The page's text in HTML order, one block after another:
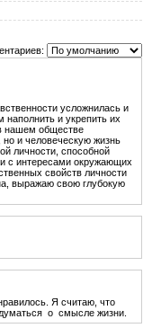
усложнилась и
и укрепить их
нашем обществе
но и человеческую жизнь
личности, способной
с интересами окружающих
свойств личности
выражаю свою глубокую
Я считаю, что
о смысле жизни.